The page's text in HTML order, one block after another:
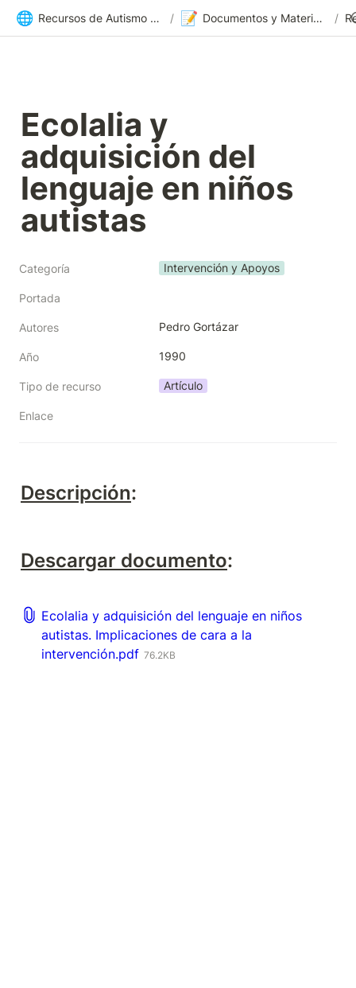
🌐 Recursos de Autismo Sevilla | Inicio / 📝 Documentos y Materiales /
Ecolalia y
adquisición del
lenguaje en niños
autistas
Categoría Intervención y Apoyos
Portada
Autores Pedro Gortázar
Año 1990
Tipo de recurso Artículo
Enlace
Descripción:
Descargar documento:
Ecolalia y adquisición del lenguaje en niños
autistas. Implicaciones de cara a la
intervención.pdf 76.2KB